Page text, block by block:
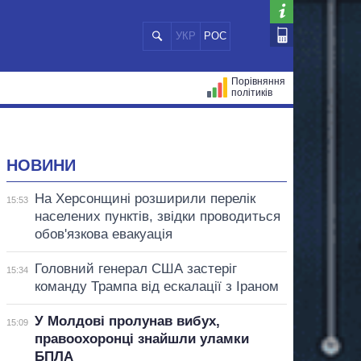
УКР РОС
Порівняння
політиків
НОВИНИ
15:53
На Херсонщині розширили перелік
населених пунктів, звідки проводиться
обов'язкова евакуація
15:34
Головний генерал США застеріг
команду Трампа від ескалації з Іраном
15:09
У Молдові пролунав вибух,
правоохоронці знайшли уламки
БПЛА